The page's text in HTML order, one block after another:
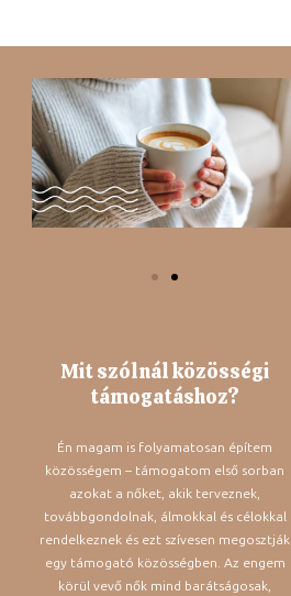
Mit szólnál közösségi
támogatáshoz?
Én magam is folyamatosan építem
közösségem – támogatom első sorban
azokat a nőket, akik terveznek,
továbbgondolnak, álmokkal és célokkal
rendelkeznek és ezt szívesen megosztják
egy támogató közösségben. Az engem
körül vevő nők mind barátságosak,